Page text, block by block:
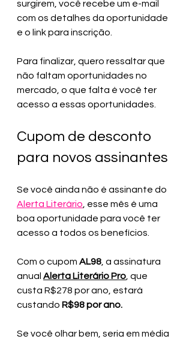
surgirem, você recebe um e-mail
com os detalhes da oportunidade
e o link para inscrição.
Para finalizar, quero ressaltar que
não faltam oportunidades no
mercado, o que falta é você ter
acesso a essas oportunidades.
Cupom de desconto
para novos assinantes
Se você ainda não é assinante do
Alerta Literário , esse mês é uma
boa oportunidade para você ter
acesso a todos os benefícios.
Com o cupom AL98 , a assinatura
anual Alerta Literário Pro , que
custa R$278 por ano, estará
custando R$98 por ano.
Se você olhar bem, seria em média